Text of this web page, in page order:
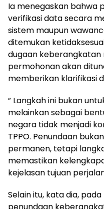
Ia menegaskan bahwa
verifikasi data secara
sistem maupun
ditemukan
dugaan keberangkatan
permohonan akan
memberikan klarifikasi
” Langkah ini bukan
melainkan sebagai
negara tidak menjadi
TPPO. Penundaan
permanen, tetapi
memastikan
kejelasan tujuan
Selain itu, kata dia,